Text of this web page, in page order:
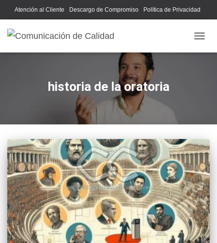
Atención al Cliente Descargo de Compromiso Política de Privacidad
historia de la oratoria